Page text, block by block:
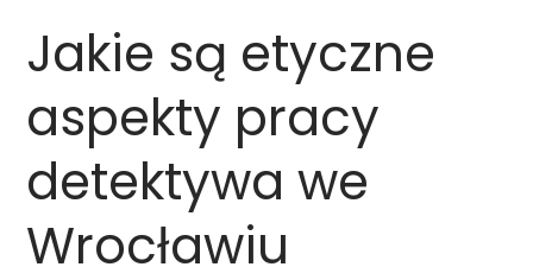
Jakie są etyczne
aspekty pracy
detektywa we
Wrocławiu